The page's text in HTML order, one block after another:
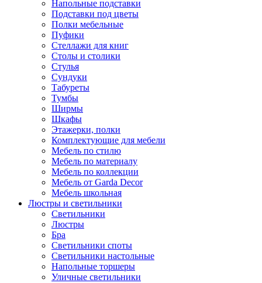
Напольные подставки
Подставки под цветы
Полки мебельные
Пуфики
Стеллажи для книг
Столы и столики
Стулья
Сундуки
Табуреты
Тумбы
Ширмы
Шкафы
Этажерки, полки
Комплектующие для мебели
Мебель по стилю
Мебель по материалу
Мебель по коллекции
Мебель от Garda Decor
Мебель школьная
Люстры и светильники
Светильники
Люстры
Бра
Светильники споты
Светильники настольные
Напольные торшеры
Уличные светильники